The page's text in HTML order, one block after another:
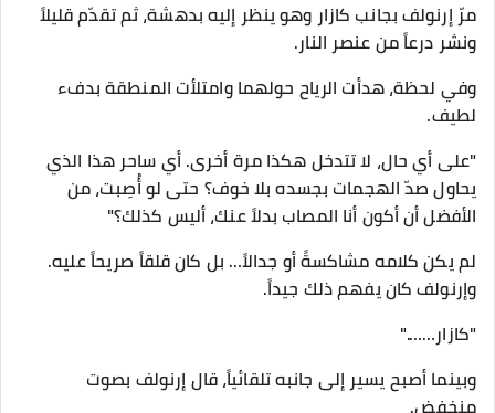
مرّ إرنولف بجانب كازار وهو ينظر إليه بدهشة، ثم تقدّم قليلاً
ونشر درعاً من عنصر النار.
وفي لحظة، هدأت الرياح حولهما وامتلأت المنطقة بدفء
لطيف.
"على أي حال، لا تتدخل هكذا مرة أخرى. أي ساحر هذا الذي
يحاول صدّ الهجمات بجسده بلا خوف؟ حتى لو أُصِبت، من
الأفضل أن أكون أنا المصاب بدلاً عنك، أليس كذلك؟"
لم يكن كلامه مشاكسةً أو جدالاً… بل كان قلقاً صريحاً عليه.
وإرنولف كان يفهم ذلك جيداً.
"كازار……."
وبينما أصبح يسير إلى جانبه تلقائياً، قال إرنولف بصوت
منخفض.